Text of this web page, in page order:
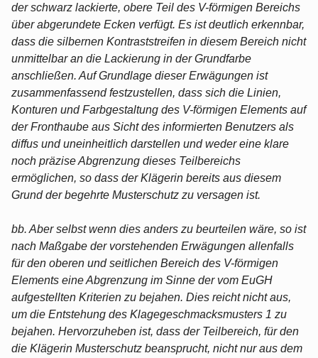
der schwarz lackierte, obere Teil des V-förmigen Bereichs
über abgerundete Ecken verfügt. Es ist deutlich erkennbar,
dass die silbernen Kontraststreifen in diesem Bereich nicht
unmittelbar an die Lackierung in der Grundfarbe
anschließen. Auf Grundlage dieser Erwägungen ist
zusammenfassend festzustellen, dass sich die Linien,
Konturen und Farbgestaltung des V-förmigen Elements auf
der Fronthaube aus Sicht des informierten Benutzers als
diffus und uneinheitlich darstellen und weder eine klare
noch präzise Abgrenzung dieses Teilbereichs
ermöglichen, so dass der Klägerin bereits aus diesem
Grund der begehrte Musterschutz zu versagen ist.
bb. Aber selbst wenn dies anders zu beurteilen wäre, so ist
nach Maßgabe der vorstehenden Erwägungen allenfalls
für den oberen und seitlichen Bereich des V-förmigen
Elements eine Abgrenzung im Sinne der vom EuGH
aufgestellten Kriterien zu bejahen. Dies reicht nicht aus,
um die Entstehung des Klagegeschmacksmusters 1 zu
bejahen. Hervorzuheben ist, dass der Teilbereich, für den
die Klägerin Musterschutz beansprucht, nicht nur aus dem